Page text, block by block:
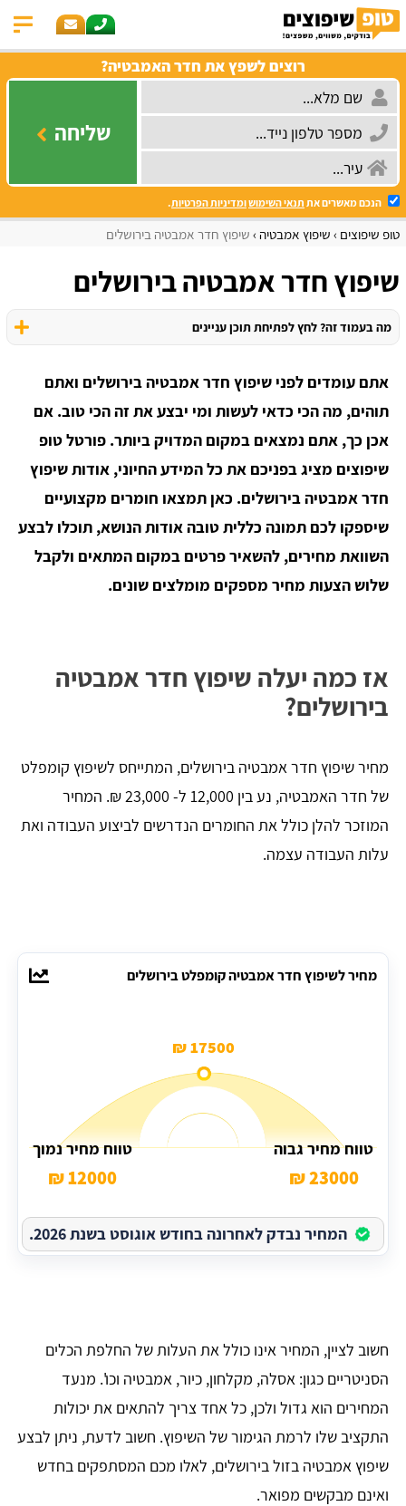
רוצים לשפץ את חדר האמבטיה?
שליחה
הנכם מאשרים את תנאי השימושומדיניות הפרטיות.
טופ שיפוצים שיפוץ אמבטיה שיפוץ חדר אמבטיה בירושלים
שיפוץ חדר אמבטיה בירושלים
מה בעמוד זה? לחץ לפתיחת תוכן עניינים
אתם עומדים לפני שיפוץ חדר אמבטיה בירושלים ואתם
תוהים, מה הכי כדאי לעשות ומי יבצע את זה הכי טוב. אם
אכן כך, אתם נמצאים במקום המדויק ביותר. פורטל טופ
שיפוצים מציג בפניכם את כל המידע החיוני, אודות שיפוץ
חדר אמבטיה בירושלים. כאן תמצאו חומרים מקצועיים
שיספקו לכם תמונה כללית טובה אודות הנושא, תוכלו לבצע
השוואת מחירים, להשאיר פרטים במקום המתאים ולקבל
שלוש הצעות מחיר מספקים מומלצים שונים.
אז כמה יעלה שיפוץ חדר אמבטיה
בירושלים?
מחיר שיפוץ חדר אמבטיה בירושלים, המתייחס לשיפוץ קומפלט
של חדר האמבטיה, נע בין 12,000 ל- 23,000 ₪. המחיר
המוזכר להלן כולל את החומרים הנדרשים לביצוע העבודה ואת
עלות העבודה עצמה.
מחיר לשיפוץ חדר אמבטיה קומפלט בירושלים
17500 ₪
טווח מחיר גבוה
23000 ₪
טווח מחיר נמוך
12000 ₪
המחיר נבדק לאחרונה בחודש אוגוסט בשנת 2026.
חשוב לציין, המחיר אינו כולל את העלות של החלפת הכלים
הסניטריים כגון: אסלה, מקלחון, כיור, אמבטיה וכו'. מנעד
המחירים הוא גדול ולכן, כל אחד צריך להתאים את יכולות
התקציב שלו לרמת הגימור של השיפוץ. חשוב לדעת, ניתן לבצע
שיפוץ אמבטיה בזול בירושלים, לאלו מכם המסתפקים בחדש
ואינם מבקשים מפואר.